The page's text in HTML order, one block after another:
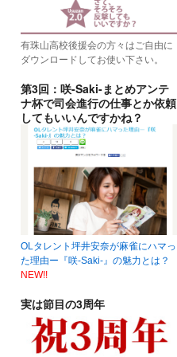
有珠山高校後援会の方々はご自由に
ダウンロードしてお使い下さい。
第3回：咲-Saki-まとめアンテ
ナ杯で司会進行の仕事とか依頼
してもいいんですかね？
OLタレント坪井安奈が麻雀にハマっ
た理由ー『咲-Saki-』の魅力とは？
NEW!!
実は節目の3周年